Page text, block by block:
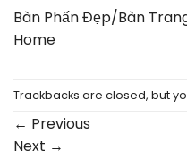
Bàn Phấn Đẹp/Bàn
Home
Trackbacks are closed, but
← Previous
Next →